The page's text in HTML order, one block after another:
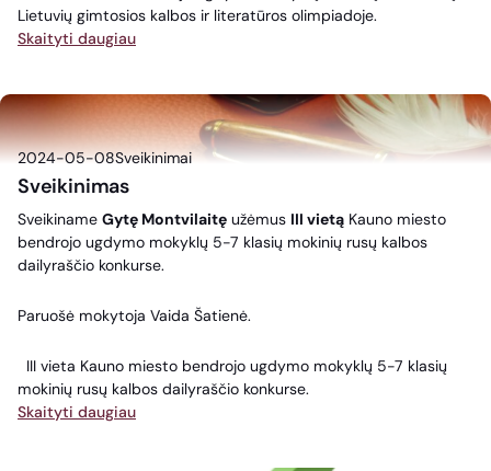
Lietuvių gimtosios kalbos ir literatūros olimpiadoje.
Skaityti daugiau
2024-05-08Sveikinimai
Sveikinimas
Sveikiname Gytę Montvilaitę užėmus III vietą Kauno miesto
bendrojo ugdymo mokyklų 5-7 klasių mokinių rusų kalbos
dailyraščio konkurse.
Paruošė mokytoja Vaida Šatienė.
III vieta Kauno miesto bendrojo ugdymo mokyklų 5-7 klasių
mokinių rusų kalbos dailyraščio konkurse.
Skaityti daugiau